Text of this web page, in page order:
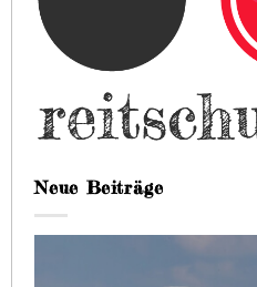
Neue Beiträge